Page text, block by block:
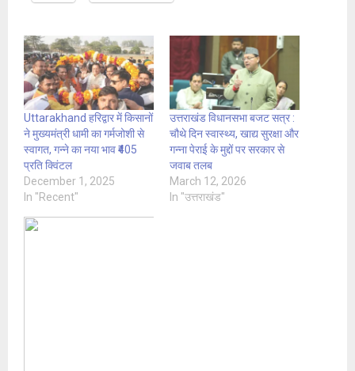
Uttarakhand हरिद्वार में किसानों
ने मुख्यमंत्री धामी का गर्मजोशी से
स्वागत, गन्ने का नया भाव ₹405
प्रति क्विंटल
December 1, 2025
In "Recent"
उत्तराखंड विधानसभा बजट सत्र :
चौथे दिन स्वास्थ्य, खाद्य सुरक्षा और
गन्ना पेराई के मुद्दों पर सरकार से
जवाब तलब
March 12, 2026
In "उत्तराखंड"